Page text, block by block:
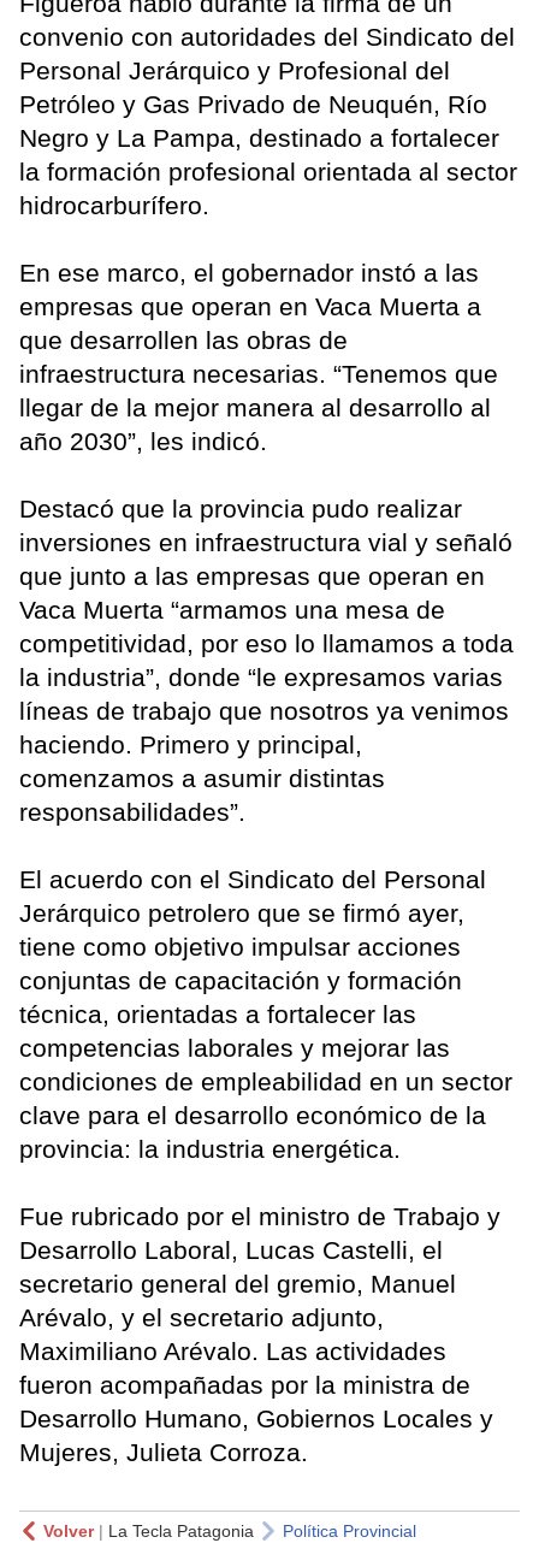
convenio con autoridades del Sindicato del
Personal Jerárquico y Profesional del
Petróleo y Gas Privado de Neuquén, Río
Negro y La Pampa, destinado a fortalecer
la formación profesional orientada al sector
hidrocarburífero.
En ese marco, el gobernador instó a las
empresas que operan en Vaca Muerta a
que desarrollen las obras de
infraestructura necesarias. “Tenemos que
llegar de la mejor manera al desarrollo al
año 2030”, les indicó.
Destacó que la provincia pudo realizar
inversiones en infraestructura vial y señaló
que junto a las empresas que operan en
Vaca Muerta “armamos una mesa de
competitividad, por eso lo llamamos a toda
la industria”, donde “le expresamos varias
líneas de trabajo que nosotros ya venimos
haciendo. Primero y principal,
comenzamos a asumir distintas
responsabilidades”.
El acuerdo con el Sindicato del Personal
Jerárquico petrolero que se firmó ayer,
tiene como objetivo impulsar acciones
conjuntas de capacitación y formación
técnica, orientadas a fortalecer las
competencias laborales y mejorar las
condiciones de empleabilidad en un sector
clave para el desarrollo económico de la
provincia: la industria energética.
Fue rubricado por el ministro de Trabajo y
Desarrollo Laboral, Lucas Castelli, el
secretario general del gremio, Manuel
Arévalo, y el secretario adjunto,
Maximiliano Arévalo. Las actividades
fueron acompañadas por la ministra de
Desarrollo Humano, Gobiernos Locales y
Mujeres, Julieta Corroza.
Volver| La Tecla Patagonia Política Provincial